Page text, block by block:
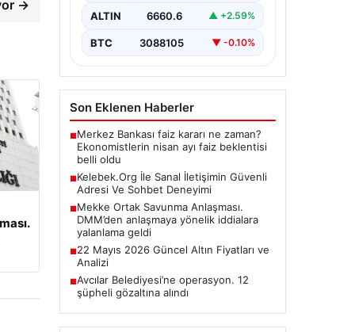
→
ALTIN 6660.6 ▲ +2.59%
BTC 3088105 ▼ -0.10%
Son Eklenen Haberler
■Merkez Bankası faiz kararı ne zaman?
Ekonomistlerin nisan ayı faiz beklentisi
belli oldu
■Kelebek.Org İle Sanal İletişimin Güvenli
Adresi Ve Sohbet Deneyimi
■Mekke Ortak Savunma Anlaşması.
DMM’den anlaşmaya yönelik iddialara
yalanlama geldi
■22 Mayıs 2026 Güncel Altın Fiyatları ve
Analizi
■Avcılar Belediyesi’ne operasyon. 12
şüpheli gözaltına alındı